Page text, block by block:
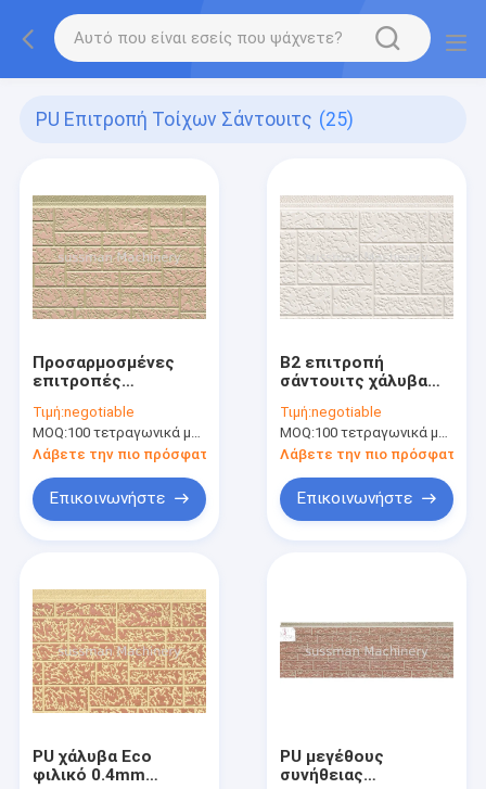
PU Επιτροπή Τοίχων Σάντουιτς (25)
Προσαρμοσμένες
επιτροπές
πολυουρεθάνιου
χάλυβα χρώματος για
τον εξωτερικό τοίχο
Τιμή:negotiable
MOQ:100 τετραγωνικά μέτρα
Λάβετε την πιο πρόσφατη τιμή
Επικοινωνήστε
B2 επιτροπή
σάντουιτς χάλυβα
επιτροπές
πολυουρεθάνιου
εκτίμησης υπαίθριες
Τιμή:negotiable
MOQ:100 τετραγωνικά μέτρα
Λάβετε την πιο πρόσφατη
Επικοινωνήστε
PU χάλυβα Eco
φιλικό 0.4mm
PU μεγέθους
συνήθειας